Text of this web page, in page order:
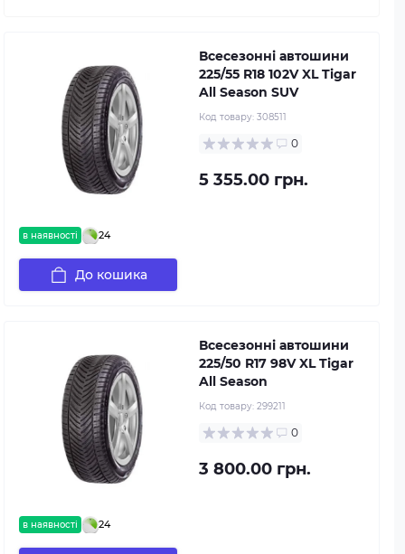
в наявності 24
Всесезонні автошини
225/55 R18 102V XL Tigar
All Season SUV
Код товару: 308511
0
5 355.00 грн.
До кошика
в наявності 24
Всесезонні автошини
225/50 R17 98V XL Tigar
All Season
Код товару: 299211
0
3 800.00 грн.